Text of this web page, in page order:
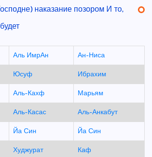
наказание позором И то,
Аль ИмрАн
Ан-Ниса
Юсуф
Ибрахим
Аль-Кахф
Марьям
Аль-Касас
Аль-Анкабут
Йа Син
Йа Син
Худжурат
Каф